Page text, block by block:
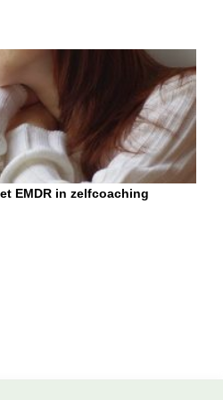
EMDR in zelfcoaching